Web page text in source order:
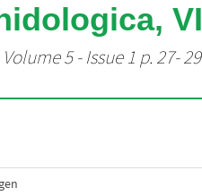
VI
5 - Issue 1 p. 27- 29